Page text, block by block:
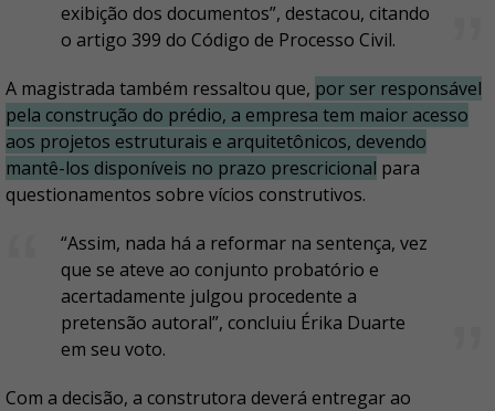
exibição dos documentos”, destacou, citando
o artigo 399 do Código de Processo Civil.
A magistrada também ressaltou que, por ser responsável
pela construção do prédio, a empresa tem maior acesso
aos projetos estruturais e arquitetônicos, devendo
mantê-los disponíveis no prazo prescricional para
questionamentos sobre vícios construtivos.
“Assim, nada há a reformar na sentença, vez
que se ateve ao conjunto probatório e
acertadamente julgou procedente a
pretensão autoral”, concluiu Érika Duarte
em seu voto.
Com a decisão, a construtora deverá entregar ao